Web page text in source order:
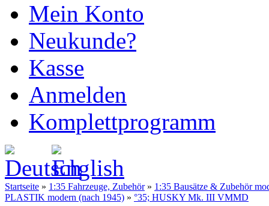
Mein Konto
Neukunde?
Kasse
Anmelden
Komplettprogramm
Startseite » 1:35 Fahrzeuge, Zubehör» 1:35 Bausätze & Zubehör
PLASTIK modern (nach 1945) » °35; HUSKY Mk. III VMMD